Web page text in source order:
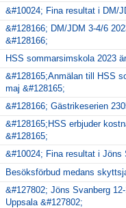
&#10024; Fina resultat i DM/
&#128166; DM/JDM 3-4/6
&#128166;
HSS sommarsimskola 2023
&#128165;Anmälan till HSS
maj &#128165;
&#128166; Gästrikeserien
&#128165;HSS erbjuder
&#128165;
&#10024; Fina resultat i Jöns
Besöksförbud medans
&#127802; Jöns Svanberg
Uppsala &#127802;